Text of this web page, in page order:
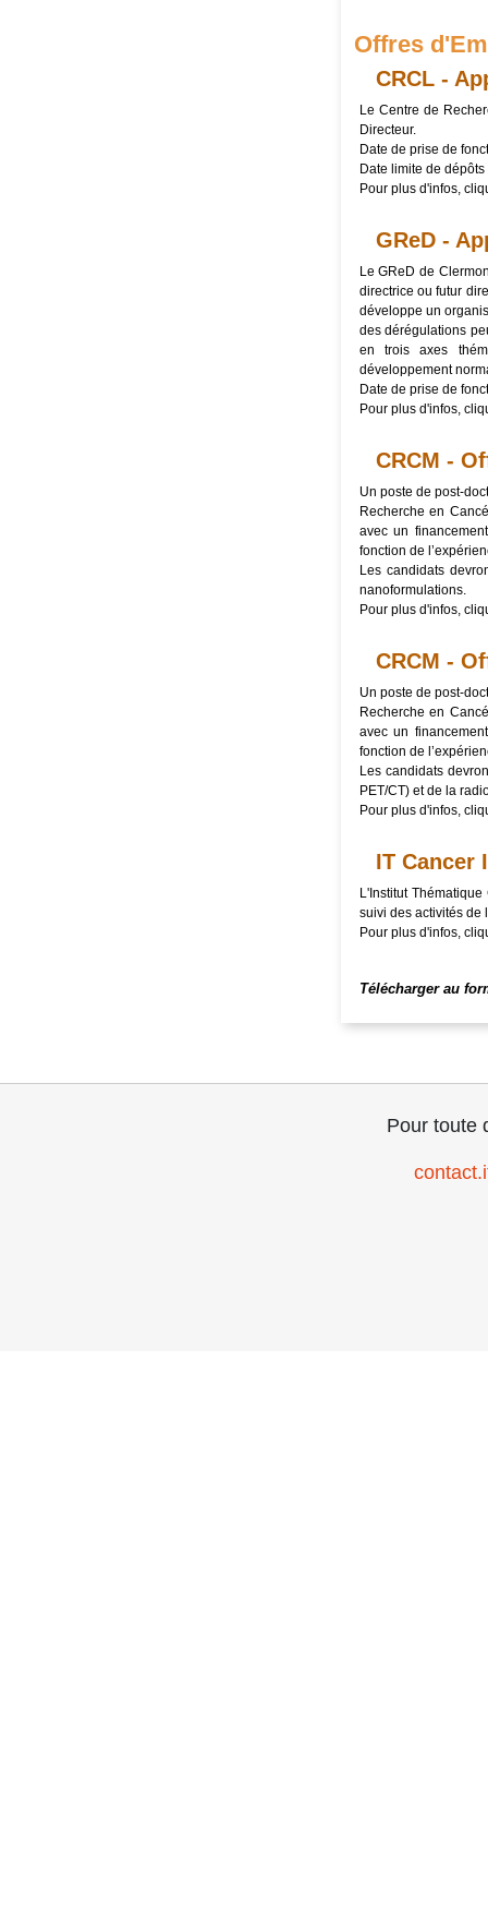
Offres
CRCL -
Le Centre de
Directeur.
Date de prise de
Date limite de
Pour plus d'infos,
GReD -
Le GReD de
directrice ou futur
développe un
des dérégulations
en trois axes
développement
Date de prise de
Pour plus d'infos,
CRCM -
Un poste de post-
Recherche en
avec un
fonction de
Les candidats
nanoformulations.
Pour plus d'infos,
CRCM -
Un poste de post-
Recherche en
avec un
fonction de
Les candidats
PET/CT) et de la
Pour plus d'infos,
IT Cancer
L'Institut
suivi des activités de
Pour plus d'infos,
Télécharger au
Pour toute